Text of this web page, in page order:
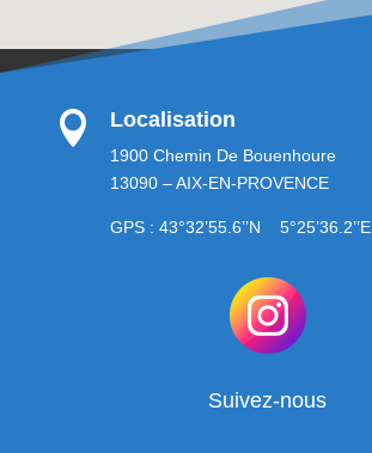
 Localisation
1900 Chemin De Bouenhoure
13090 – AIX-EN-PROVENCE
GPS : 43°32’55.6’’N 5°25’36.2’’E
Suivez-nous